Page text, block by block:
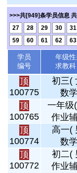
>>>共[949]条学员信息
27
28 29 30 31
59
60 61 62 63
学员
编号
年级性
求教科
顶
100775
初三(
数学
顶
100765
一年级
作业
顶
100774
高一(
数学
顶
100772
初二(
作业